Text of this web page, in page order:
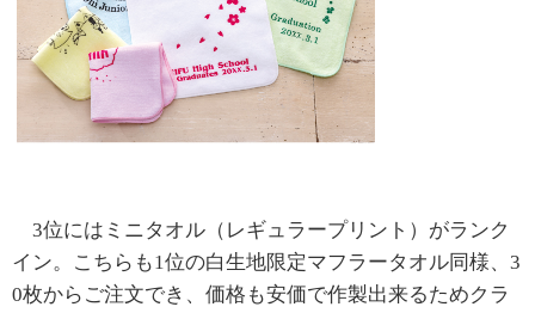
3位にはミニタオル（レギュラープリント）がランク
イン。
こちらも1位の白生地限定マフラータオル同様、 3
0枚からご注文でき、価格も安価で作製出来るためクラ